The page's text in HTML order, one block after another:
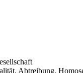
Abtreibung,